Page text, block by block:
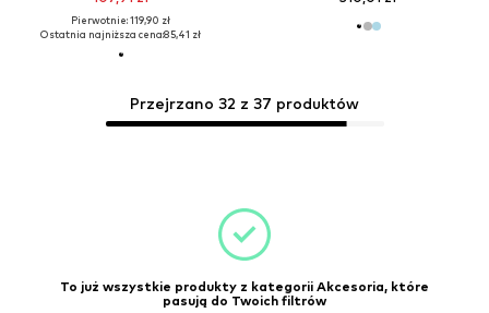
Pierwotnie: 119,90 zł
Ostatnia najniższa cena:85,41 zł
Przejrzano 32 z 37 produktów
To już wszystkie produkty z kategorii Akcesoria, które
pasują do Twoich filtrów